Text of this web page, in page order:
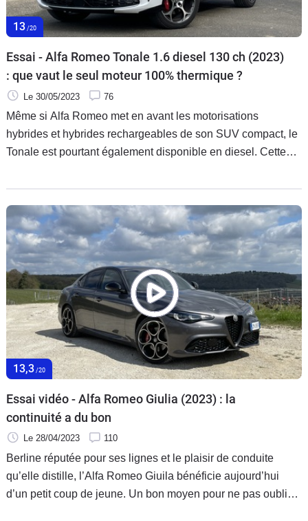
13 /20
Essai - Alfa Romeo Tonale 1.6 diesel 130 ch (2023)
: que vaut le seul moteur 100% thermique ?
Le 30/05/2023 76
Même si Alfa Romeo met en avant les motorisations
hybrides et hybrides rechargeables de son SUV compact, le
Tonale est pourtant également disponible en diesel. Cette
13,3 /20
Essai vidéo - Alfa Romeo Giulia (2023) : la
continuité a du bon
Le 28/04/2023 110
Berline réputée pour ses lignes et le plaisir de conduite
qu’elle distille, l’Alfa Romeo Giuila bénéficie aujourd’hui
d’un petit coup de jeune. Un bon moyen pour ne pas oublier